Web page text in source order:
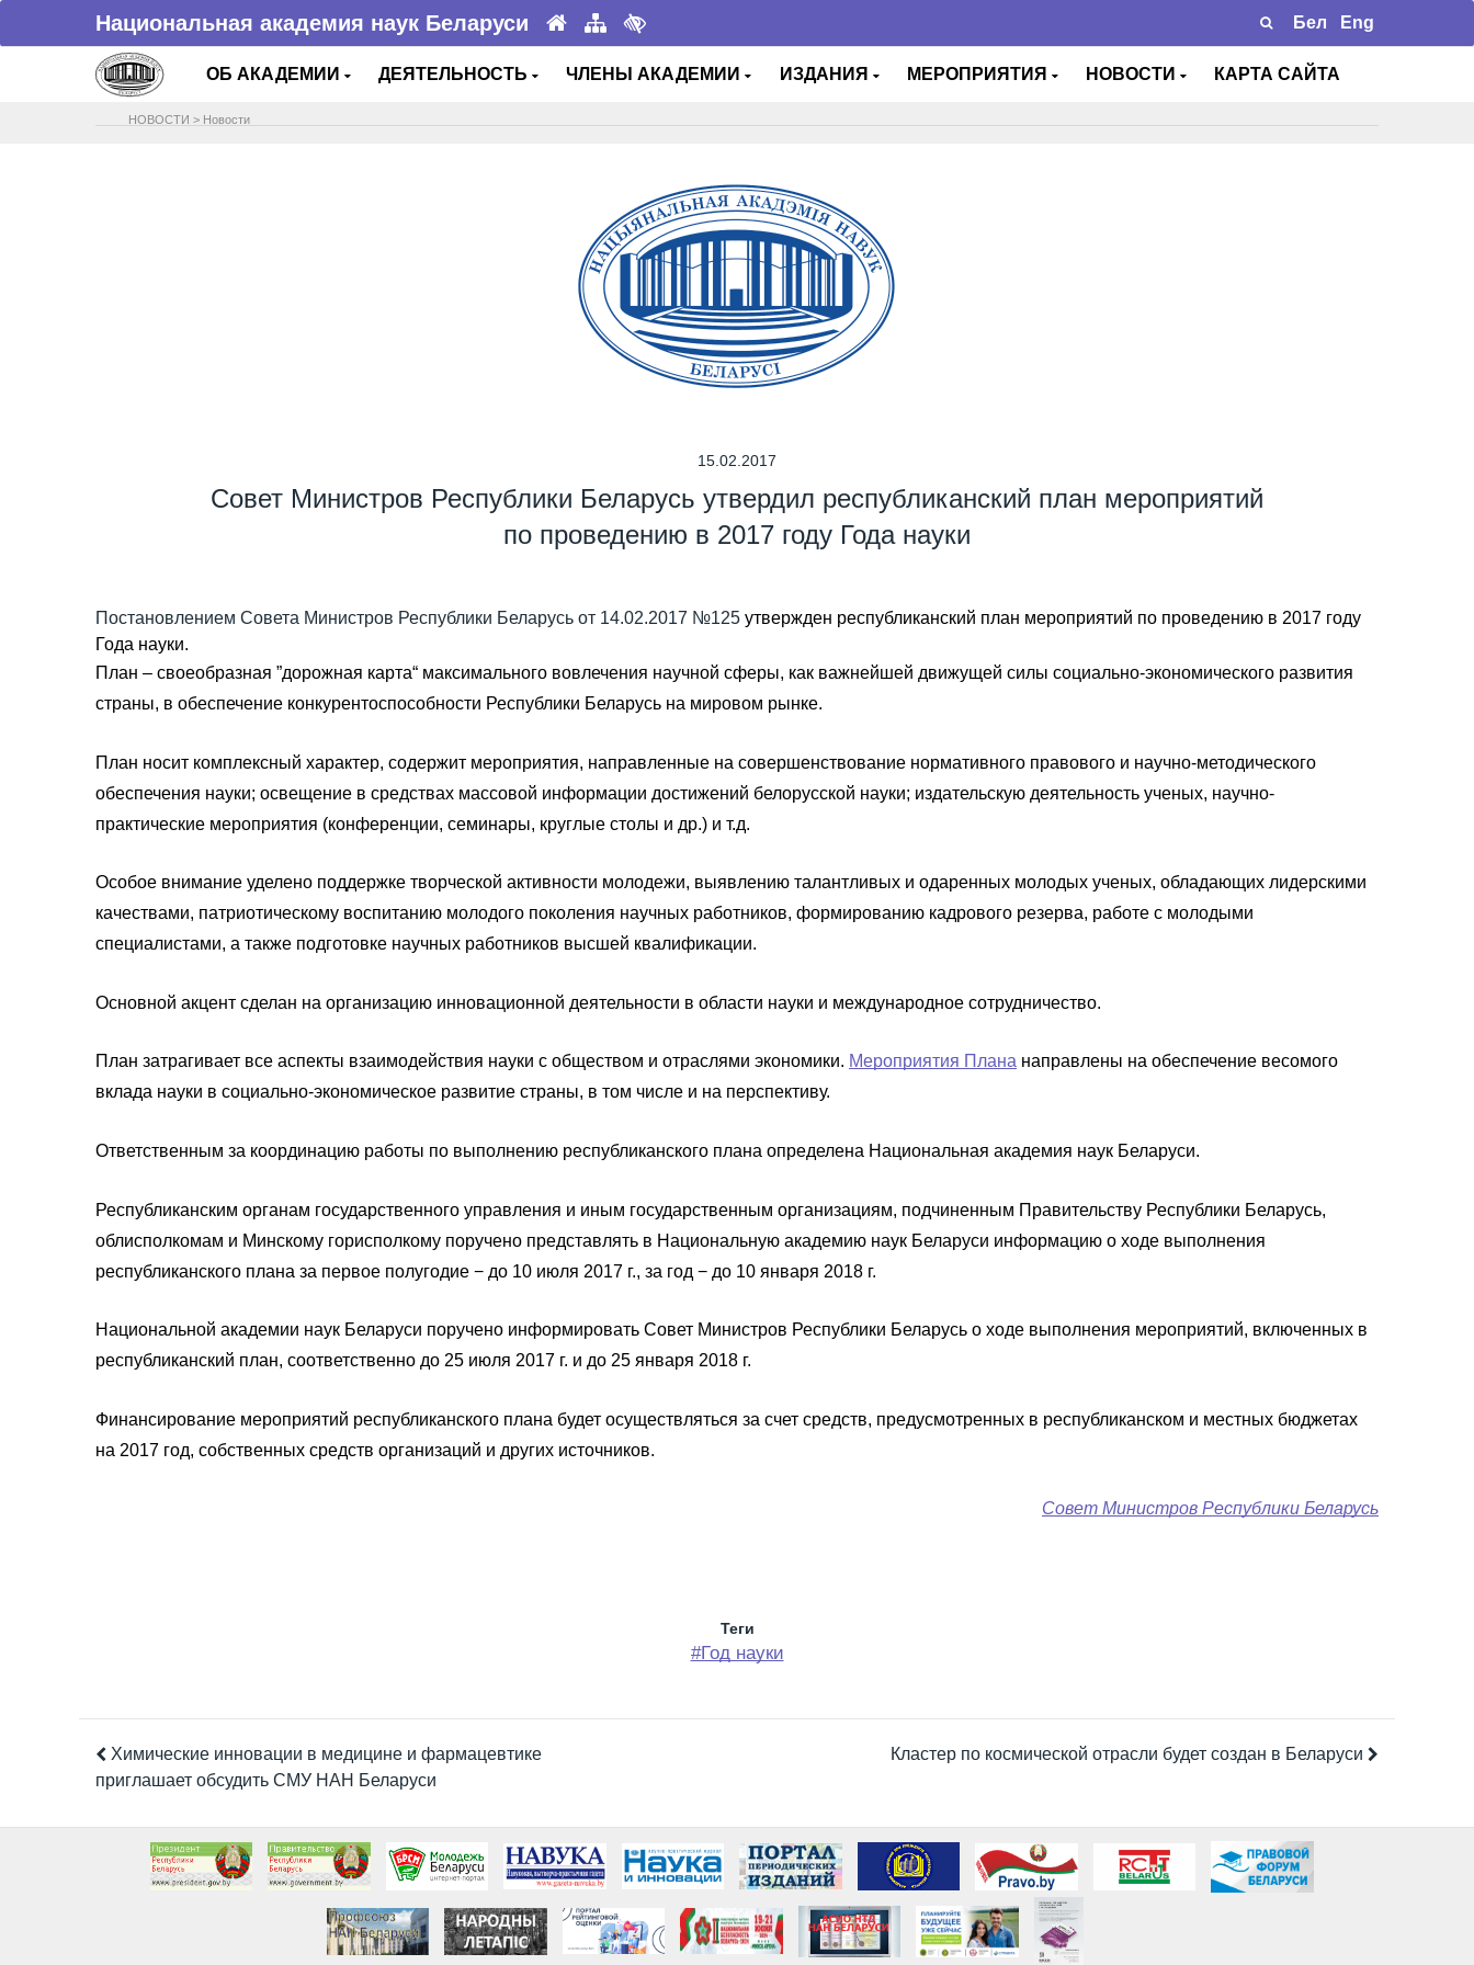
Национальная академия наук Беларуси Бел Eng
ОБ АКАДЕМИИ ДЕЯТЕЛЬНОСТЬ ЧЛЕНЫ АКАДЕМИИ ИЗДАНИЯ МЕРОПРИЯТИЯ НОВОСТИ КАРТА САЙТА
НОВОСТИ > Новости
15.02.2017
Совет Министров Республики Беларусь утвердил республиканский план мероприятий
по проведению в 2017 году Года науки
Постановлением Совета Министров Республики Беларусь от 14.02.2017 №125 утвержден республиканский план мероприятий по проведению в 2017 году
Года науки.
План – своеобразная ”дорожная карта“ максимального вовлечения научной сферы, как важнейшей движущей силы социально-экономического развития
страны, в обеспечение конкурентоспособности Республики Беларусь на мировом рынке.
План носит комплексный характер, содержит мероприятия, направленные на совершенствование нормативного правового и научно-методического
обеспечения науки; освещение в средствах массовой информации достижений белорусской науки; издательскую деятельность ученых, научно-
практические мероприятия (конференции, семинары, круглые столы и др.) и т.д.
Особое внимание уделено поддержке творческой активности молодежи, выявлению талантливых и одаренных молодых ученых, обладающих лидерскими
качествами, патриотическому воспитанию молодого поколения научных работников, формированию кадрового резерва, работе с молодыми
специалистами, а также подготовке научных работников высшей квалификации.
Основной акцент сделан на организацию инновационной деятельности в области науки и международное сотрудничество.
План затрагивает все аспекты взаимодействия науки с обществом и отраслями экономики. Мероприятия Плана направлены на обеспечение весомого
вклада науки в социально-экономическое развитие страны, в том числе и на перспективу.
Ответственным за координацию работы по выполнению республиканского плана определена Национальная академия наук Беларуси.
Республиканским органам государственного управления и иным государственным организациям, подчиненным Правительству Республики Беларусь,
облисполкомам и Минскому горисполкому поручено представлять в Национальную академию наук Беларуси информацию о ходе выполнения
республиканского плана за первое полугодие − до 10 июля 2017 г., за год − до 10 января 2018 г.
Национальной академии наук Беларуси поручено информировать Совет Министров Республики Беларусь о ходе выполнения мероприятий, включенных в
республиканский план, соответственно до 25 июля 2017 г. и до 25 января 2018 г.
Финансирование мероприятий республиканского плана будет осуществляться за счет средств, предусмотренных в республиканском и местных бюджетах
на 2017 год, собственных средств организаций и других источников.
Совет Министров Республики Беларусь
Теги
#Год науки
Химические инновации в медицине и фармацевтике
приглашает обсудить СМУ НАН Беларуси
Кластер по космической отрасли будет создан в Беларуси